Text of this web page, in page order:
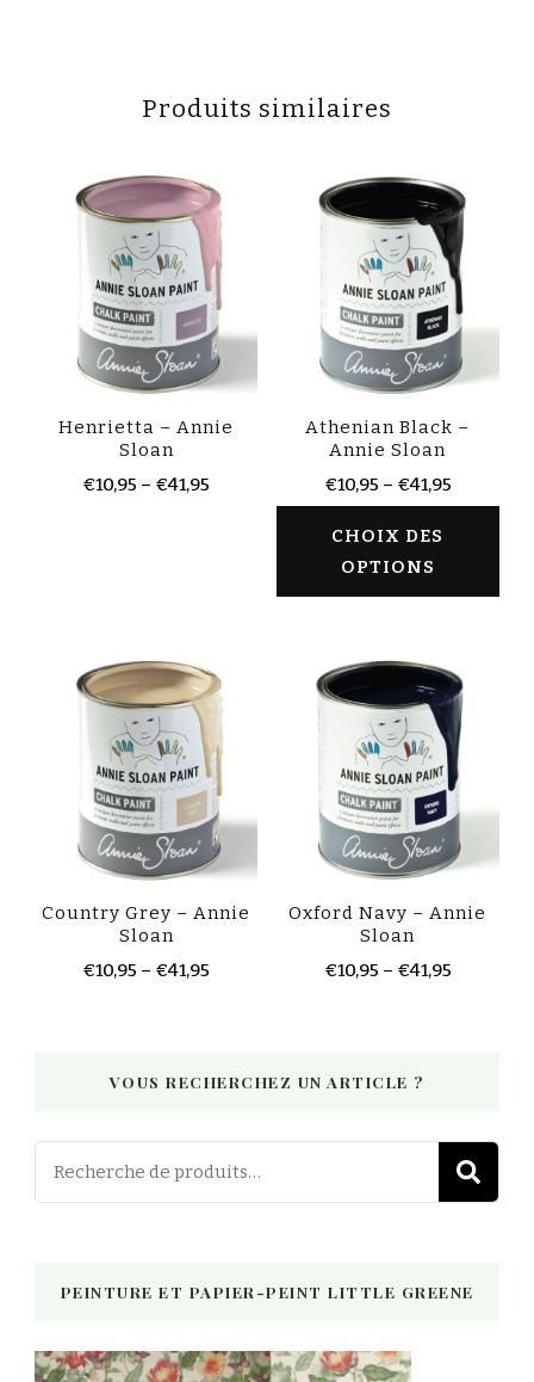
Produits similaires
Henrietta – Annie
Sloan
€10,95 – €41,95
Athenian Black –
Annie Sloan
€10,95 – €41,95
CHOIX DES
OPTIONS
Country Grey – Annie
Sloan
€10,95 – €41,95
Oxford Navy – Annie
Sloan
€10,95 – €41,95
VOUS RECHERCHEZ UN ARTICLE ?
PEINTURE ET PAPIER-PEINT LITTLE GREENE